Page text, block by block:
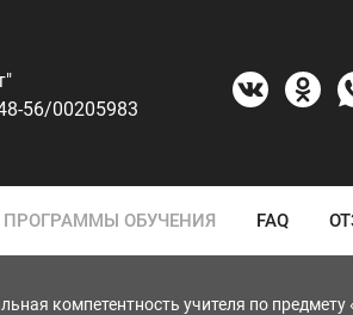
56/00205983
ПРОГРАММЫ ОБУЧЕНИЯ FAQ
компетентность учителя по